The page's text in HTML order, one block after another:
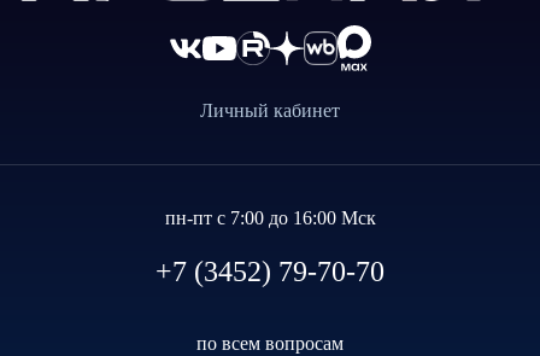
Личный кабинет
пн-пт с 7:00 до 16:00 Мск
+7 (3452) 79-70-70
по всем вопросам